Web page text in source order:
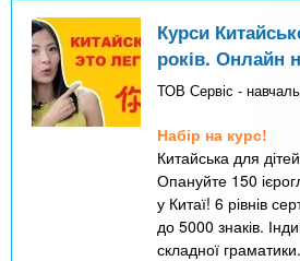
Курси
років. Онлайн
ТОВ Сервіс -
Набір на курс!
Китайська для
Опануйте 150
у Китаї! 6 рівнів
до 5000 знаків.
складної граматики.